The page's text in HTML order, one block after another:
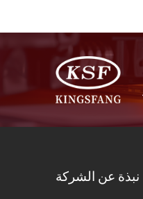
نبذة عن الشركة